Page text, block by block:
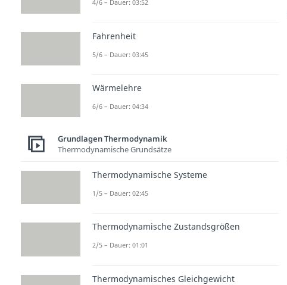
4/6 – Dauer: 03:52
Fahrenheit
5/6 – Dauer: 03:45
Wärmelehre
6/6 – Dauer: 04:34
Grundlagen Thermodynamik
Thermodynamische Grundsätze
Thermodynamische Systeme
1/5 – Dauer: 02:45
Thermodynamische Zustandsgrößen
2/5 – Dauer: 01:01
Thermodynamisches Gleichgewicht